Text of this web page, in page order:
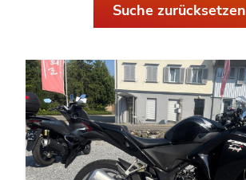
Suche zurücksetzen